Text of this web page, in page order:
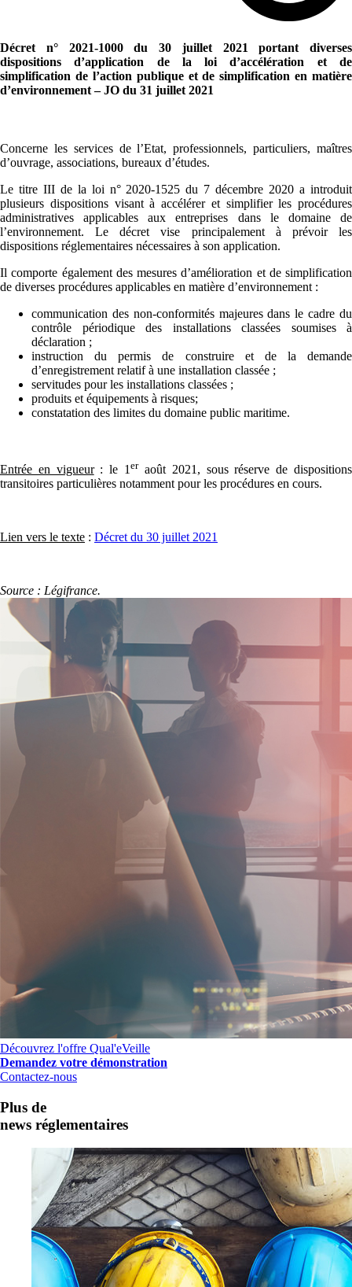
Décret n° 2021-1000 du 30 juillet 2021 portant diverses
dispositions d’application de la loi d’accélération et de
simplification de l’action publique et de simplification en matière
d’environnement – JO du 31 juillet 2021
Concerne les services de l’Etat, professionnels, particuliers, maîtres
d’ouvrage, associations, bureaux d’études.
Le titre III de la loi n° 2020-1525 du 7 décembre 2020 a introduit
plusieurs dispositions visant à accélérer et simplifier les procédures
administratives applicables aux entreprises dans le domaine de
l’environnement. Le décret vise principalement à prévoir les
dispositions réglementaires nécessaires à son application.
Il comporte également des mesures d’amélioration et de simplification
de diverses procédures applicables en matière d’environnement :
communication des non-conformités majeures dans le cadre du
contrôle périodique des installations classées soumises à
déclaration ;
instruction du permis de construire et de la demande
d’enregistrement relatif à une installation classée ;
servitudes pour les installations classées ;
produits et équipements à risques;
constatation des limites du domaine public maritime.
Entrée en vigueur: le 1eraoût 2021, sous réserve de dispositions
transitoires particulières notamment pour les procédures en cours.
Lien vers le texte : Décret du 30 juillet 2021
Source : Légifrance.
Découvrez l'offre Qual'eVeille
Demandez votre démonstration
Contactez-nous
Plus de
news réglementaires